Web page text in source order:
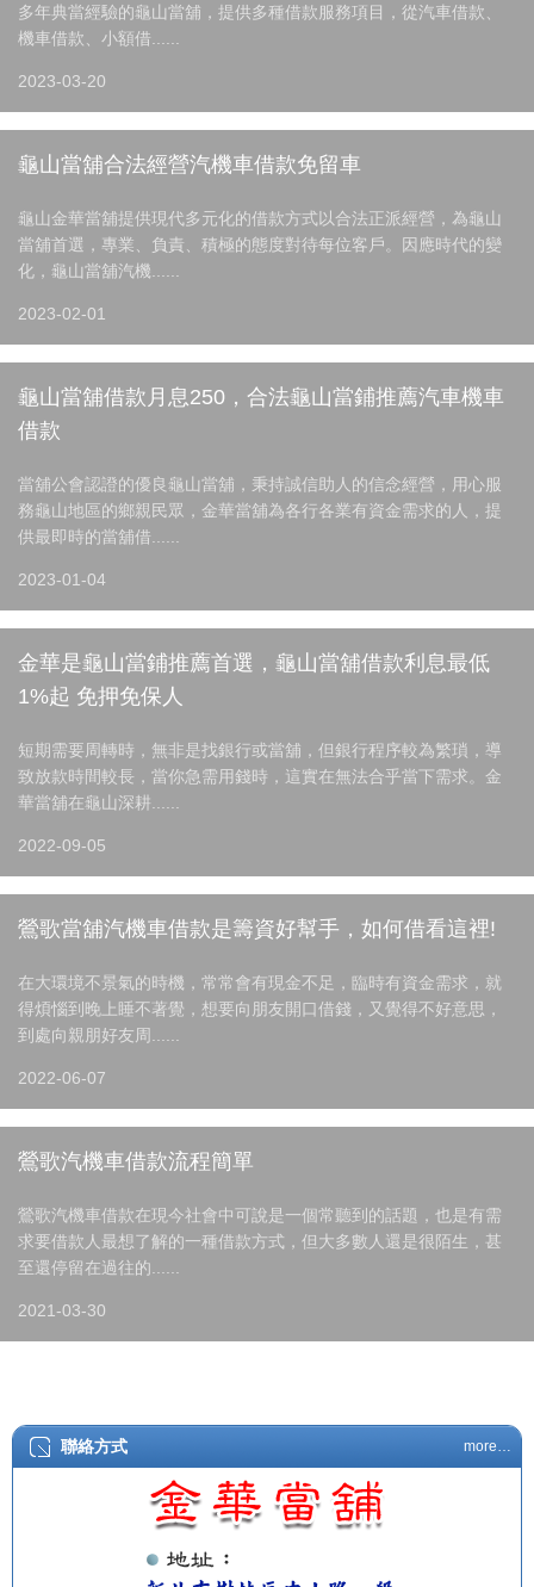
多年典當經驗的龜山當舖，提供多種借款服務項目，從汽車借款、
機車借款、小額借......
2023-03-20
龜山當舖合法經營汽機車借款免留車
龜山金華當舖提供現代多元化的借款方式以合法正派經營，為龜山
當舖首選，專業、負責、積極的態度對待每位客戶。因應時代的變
化，龜山當舖汽機......
2023-02-01
龜山當舖借款月息250，合法龜山當鋪推薦汽車機車
借款
當舖公會認證的優良龜山當舖，秉持誠信助人的信念經營，用心服
務龜山地區的鄉親民眾，金華當舖為各行各業有資金需求的人，提
供最即時的當舖借......
2023-01-04
金華是龜山當鋪推薦首選，龜山當舖借款利息最低
1%起 免押免保人
短期需要周轉時，無非是找銀行或當舖，但銀行程序較為繁瑣，導
致放款時間較長，當你急需用錢時，這實在無法合乎當下需求。金
華當舖在龜山深耕......
2022-09-05
鶯歌當舖汽機車借款是籌資好幫手，如何借看這裡!
在大環境不景氣的時機，常常會有現金不足，臨時有資金需求，就
得煩惱到晚上睡不著覺，想要向朋友開口借錢，又覺得不好意思，
到處向親朋好友周......
2022-06-07
鶯歌汽機車借款流程簡單
鶯歌汽機車借款在現今社會中可說是一個常聽到的話題，也是有需
求要借款人最想了解的一種借款方式，但大多數人還是很陌生，甚
至還停留在過往的......
2021-03-30
聯絡方式 more…